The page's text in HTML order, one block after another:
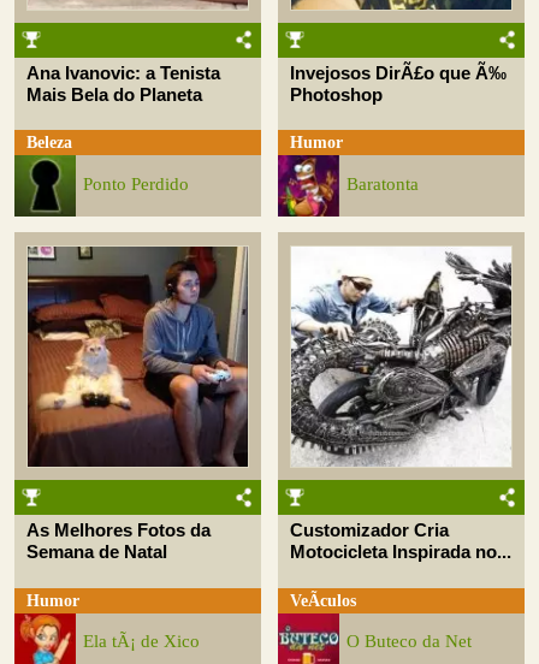
Ana Ivanovic: a Tenista
Mais Bela do Planeta
Beleza
Ponto Perdido
Invejosos DirÃ£o que Ã‰
Photoshop
Humor
Baratonta
As Melhores Fotos da
Semana de Natal
Humor
Ela tÃ¡ de Xico
Customizador Cria
Motocicleta Inspirada no...
VeÃ­culos
O Buteco da Net